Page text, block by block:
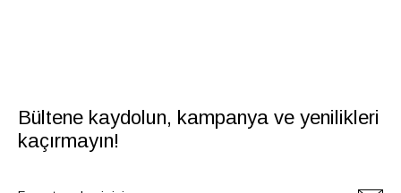
Bültene kaydolun, kampanya ve yenilikleri
kaçırmayın!